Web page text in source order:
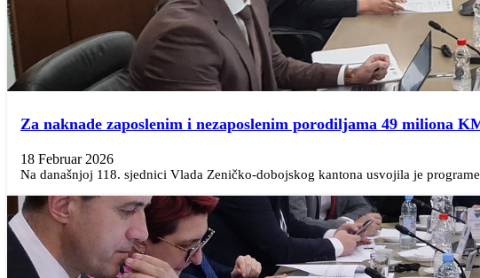
Za naknade zaposlenim i nezaposlenim porodiljama 49 miliona
18 Februar 2026
Na današnjoj 118. sjednici Vlada Zeničko-dobojskog kantona usvojila je